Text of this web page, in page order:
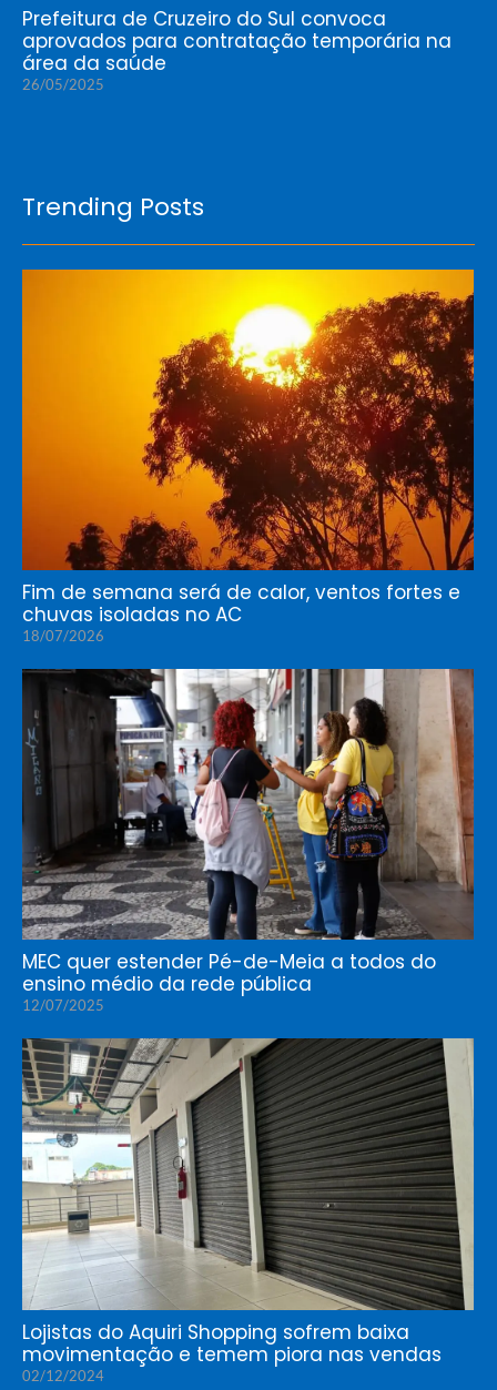
Prefeitura de Cruzeiro do Sul convoca
aprovados para contratação temporária na
área da saúde
26/05/2025
Trending Posts
Fim de semana será de calor, ventos fortes e
chuvas isoladas no AC
18/07/2026
MEC quer estender Pé-de-Meia a todos do
ensino médio da rede pública
12/07/2025
Lojistas do Aquiri Shopping sofrem baixa
movimentação e temem piora nas vendas
02/12/2024